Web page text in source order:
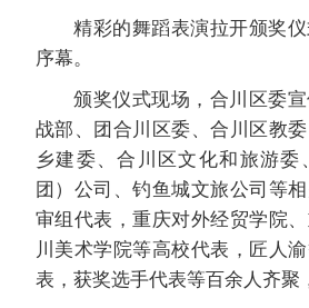
精彩的舞蹈表演拉开颁奖
序幕。
颁奖仪式现场，合川区委
战部、团合川区委、合川区教
乡建委、合川区文化和旅游委
团）公司、钓鱼城文旅公司等
审组代表，重庆对外经贸学院
川美术学院等高校代表，匠人
表，获奖选手代表等百余人齐聚